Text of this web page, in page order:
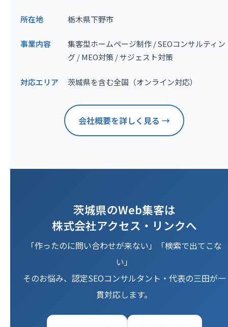
所在地 栃木県下野市
事業内容
集客型ホームページ制作 / SEOコンサルティン
グ / MEO対策 / サジェスト対策
対応エリア 茨城県を含む全国（オンライン対応）
会社概要を詳しく見る →
茨城県のWeb集客は
株式会社アクセス・リンクへ
「作ったのに問い合わせが来ない」「検索で出てこな
い」
そのお悩み、認定SEOコンサルタント・代表の三田が一
貫対応します。